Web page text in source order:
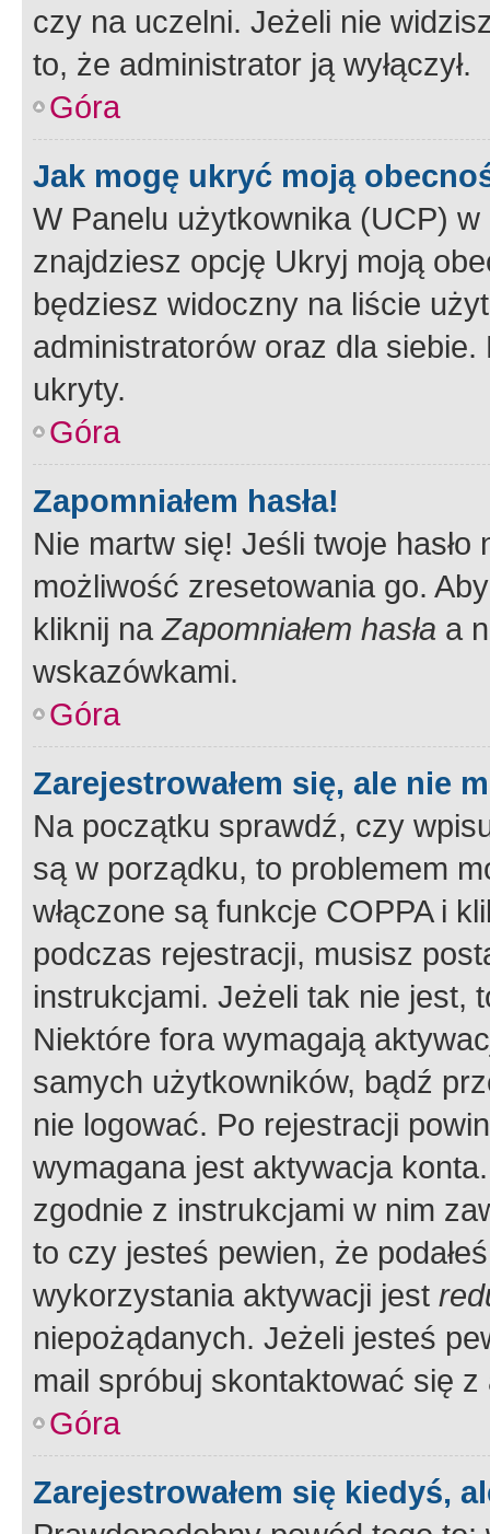
czy na uczelni. Jeżeli nie
to, że administrator ją wyłączył.
Góra
Jak mogę ukryć moją
W Panelu użytkownika (UCP) w
znajdziesz opcję Ukryj moją
będziesz widoczny na liście
administratorów oraz dla
ukryty.
Góra
Zapomniałem hasła!
Nie martw się! Jeśli twoje
możliwość zresetowania go.
kliknij naZapomniałem hasła a
wskazówkami.
Góra
Zarejestrowałem się, ale nie
Na początku sprawdź, czy
są w porządku, to problemem
włączone są funkcje COPPA i
podczas rejestracji, musisz
instrukcjami. Jeżeli tak nie jest,
Niektóre fora wymagają
samych użytkowników, bądź
nie logować. Po rejestracji
wymagana jest aktywacja
zgodnie z instrukcjami w nim
to czy jesteś pewien, że
wykorzystania aktywacji jest
niepożądanych. Jeżeli jesteś
mail spróbuj skontaktować się
Góra
Zarejestrowałem się kiedyś,